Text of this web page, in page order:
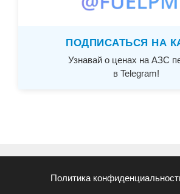
ПОДПИСАТЬСЯ НА
Узнавай о ценах на АЗС
в Telegram!
Политика